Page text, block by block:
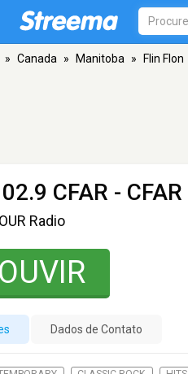
» Canada » Manitoba » Flin Flon
CFAR - CFAR
Radio
OUVIR
Dados de Contato